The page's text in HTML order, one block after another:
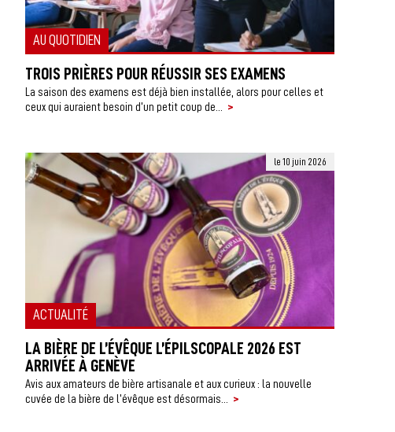
AU QUOTIDIEN
TROIS PRIÈRES POUR RÉUSSIR SES EXAMENS
La saison des examens est déjà bien installée, alors pour celles et
ceux qui auraient besoin d’un petit coup de...
>
ACTUALITÉ
le 10 juin 2026
LA BIÈRE DE L’ÉVÊQUE L’ÉPILSCOPALE 2026 EST
ARRIVÉE À GENÈVE
Avis aux amateurs de bière artisanale et aux curieux : la nouvelle
cuvée de la bière de l’évêque est désormais...
>